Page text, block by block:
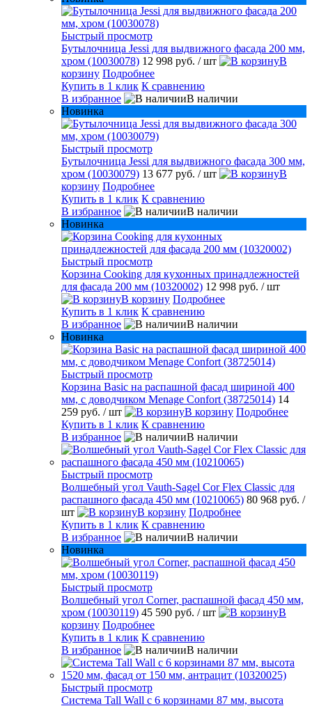
Быстрый просмотр
Бутылочница Jessi для выдвижного фасада 200 мм,
хром (10030078) 12 998 руб. / шт
В
корзину Подробнее
Купить в 1 клик К сравнению
В избранное
В наличии
Новинка
Быстрый просмотр
Бутылочница Jessi для выдвижного фасада 300 мм,
хром (10030079) 13 677 руб. / шт
В
корзину Подробнее
Купить в 1 клик К сравнению
В избранное
В наличии
Новинка
Быстрый просмотр
Корзина Cooking для кухонных принадлежностей
для фасада 200 мм (10320002) 12 998 руб. / шт
В корзину Подробнее
Купить в 1 клик К сравнению
В избранное
В наличии
Новинка
Быстрый просмотр
Корзина Basic на распашной фасад шириной 400
мм, с доводчиком Menage Confort (38725014) 14
259 руб. / шт В корзину Подробнее
Купить в 1 клик К сравнению
В избранное
В наличии
Быстрый просмотр
Волшебный угол Vauth-Sagel Cor Flex Classic для
распашного фасада 450 мм (10210065) 80 968 руб. /
шт
В корзину Подробнее
Купить в 1 клик К сравнению
В избранное
В наличии
Новинка
Быстрый просмотр
Волшебный угол Corner, распашной фасад 450 мм,
хром (10030119) 45 590 руб. / шт
В
корзину Подробнее
Купить в 1 клик К сравнению
В избранное
В наличии
Быстрый просмотр
Система Tall Wall с 6 корзинами 87 мм, высота